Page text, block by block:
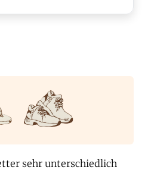
sehr unterschiedlich